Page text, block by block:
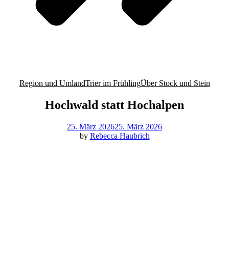
Region und UmlandTrier im FrühlingÜber Stock und Stein
Hochwald statt Hochalpen
25. März 202625. März 2026
by Rebecca Haubrich